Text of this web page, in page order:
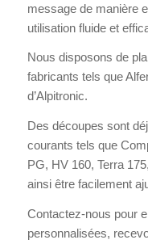
message de manière
utilisation fluide et
Nous disposons de
fabricants tels que
d’Alpitronic.
Des découpes sont
courants tels que
PG, HV 160, Terra
ainsi être facilement
Contactez-nous pour
personnalisées,